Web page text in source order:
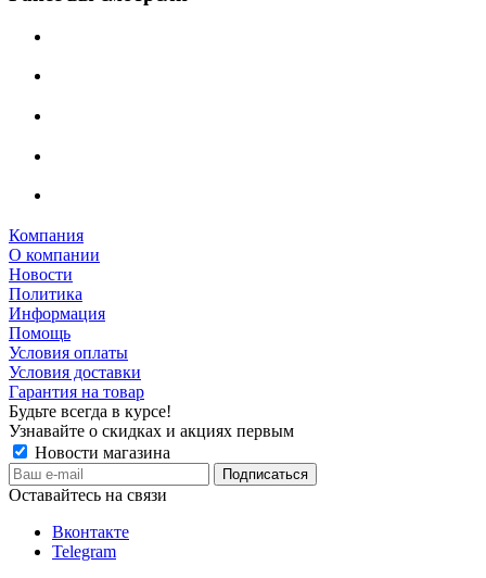
Компания
О компании
Новости
Политика
Информация
Помощь
Условия оплаты
Условия доставки
Гарантия на товар
Будьте всегда в курсе!
Узнавайте о скидках и акциях первым
Новости магазина
Оставайтесь на связи
Вконтакте
Telegram